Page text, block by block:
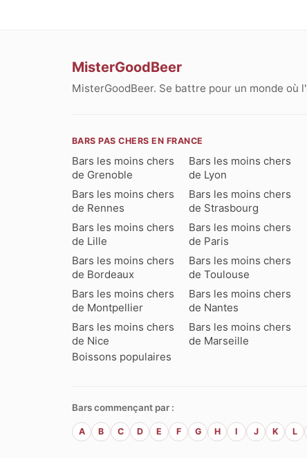
MisterGoodBeer
MisterGoodBeer. Se battre pour un monde où
BARS PAS CHERS EN FRANCE
Bars les moins chers
de Grenoble
Bars les moins chers
de Lyon
Bars les moins chers
de Rennes
Bars les moins chers
de Strasbourg
Bars les moins chers
de Lille
Bars les moins chers
de Paris
Bars les moins chers
de Bordeaux
Bars les moins chers
de Toulouse
Bars les moins chers
de Montpellier
Bars les moins chers
de Nantes
Bars les moins chers
de Nice
Bars les moins chers
de Marseille
Boissons populaires
Bars commençant par :
A B C D E F G H I J K L